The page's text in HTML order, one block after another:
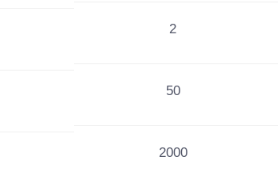
2
50
2000